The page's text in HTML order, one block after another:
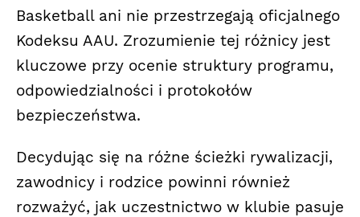
Basketball ani nie przestrzegają oficjalnego
Kodeksu AAU. Zrozumienie tej różnicy jest
kluczowe przy ocenie struktury programu,
odpowiedzialności i protokołów
bezpieczeństwa.
Decydując się na różne ścieżki rywalizacji,
zawodnicy i rodzice powinni również
rozważyć, jak uczestnictwo w klubie pasuje